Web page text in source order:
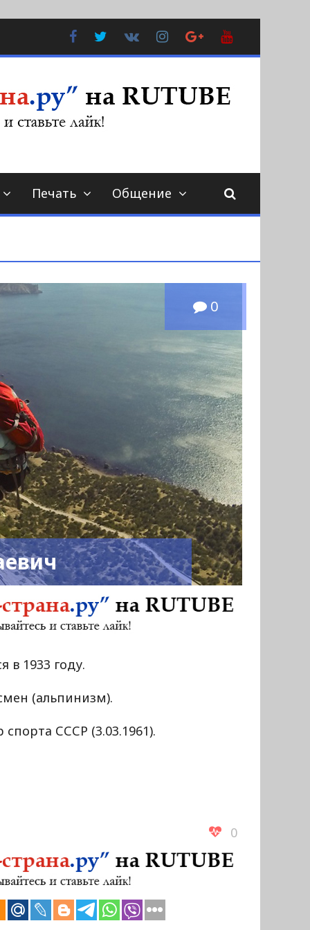
FacebookTwitter
Контакте
Instagram
Google
Plus
Печать Общение
0
в 1933 году.
(альпинизм).
спорта СССР (3.03.1961).
0